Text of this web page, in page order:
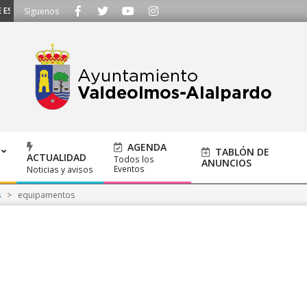
- Llámanos al 91 620 21 53 o escríbenos a
Síguenos
ACTUALIDAD
Noticias y avisos
AGENDA
Todos los
Eventos
TABLÓN DE
ANUNCIOS
> equipamentos